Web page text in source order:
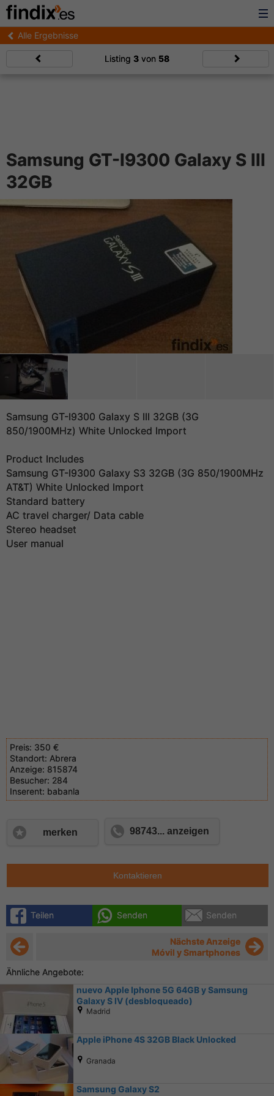
Alle Ergebnisse
Listing 3 von 58
Samsung GT-I9300 Galaxy S III
32GB
Samsung GT-I9300 Galaxy S III 32GB (3G
850/1900MHz) White Unlocked Import
Product Includes
Samsung GT-I9300 Galaxy S3 32GB (3G 850/1900MHz
AT&T) White Unlocked Import
Standard battery
AC travel charger/ Data cable
Stereo headset
User manual
Preis: 350 €
Standort: Abrera
Anzeige: 815874
Besucher: 284
Inserent: babanla
merken 98743... anzeigen
Kontaktieren
Teilen Senden Senden
Nächste Anzeige
Móvil y Smartphones
Ähnliche Angebote:
nuevo Apple Iphone 5G 64GB y Samsung
Galaxy S IV (desbloqueado)
Madrid
Apple iPhone 4S 32GB Black Unlocked
Granada
Samsung Galaxy S2